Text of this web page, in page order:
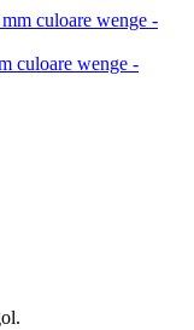
culoare wenge -